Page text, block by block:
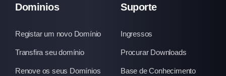
Dominios
Registar um novo Domínio
Transfira seu domínio
Renove os seus Domínios
Suporte
Ingressos
Procurar Downloads
Base de Conhecimento